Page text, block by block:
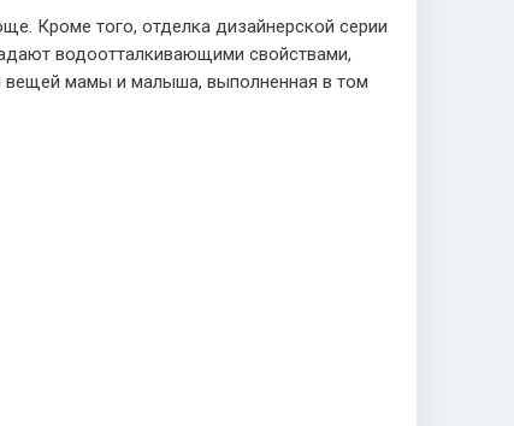
Кроме того, отделка дизайнерской серии
водоотталкивающими свойствами,
вещей мамы и малыша, выполненная в том